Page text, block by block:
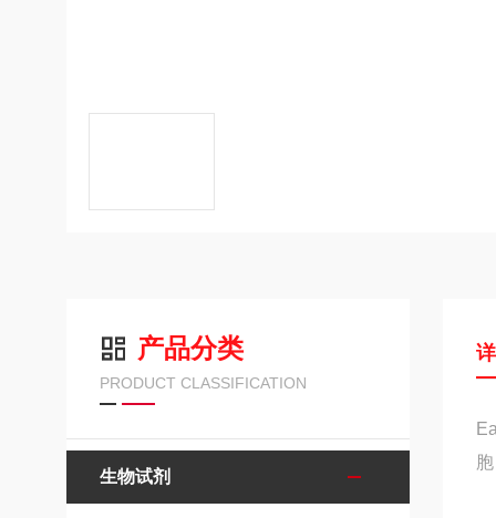
产品分类
PRODUCT CLASSIFICATION
生物试剂